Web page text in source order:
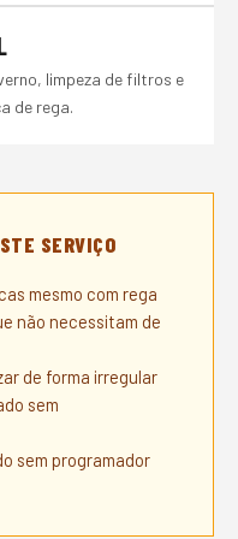
limpeza de filtros e
de rega.
SERVIÇO
mesmo com rega
não necessitam de
de forma irregular
sem
sem programador